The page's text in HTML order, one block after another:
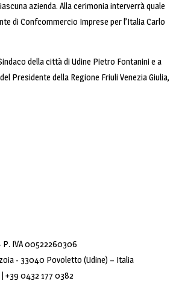
azienda. Alla cerimonia interverrà quale
di Confcommercio Imprese per l’Italia Carlo
della città di Udine Pietro Fontanini e a
Presidente della Regione Friuli Venezia Giulia,
P. IVA 00522260306
- 33040 Povoletto (Udine) – Italia
+39 0432 177 0382